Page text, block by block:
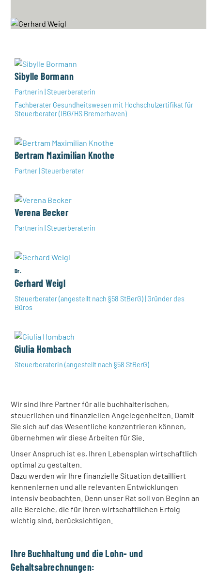
Sibylle Bormann
Partnerin | Steuerberaterin
Fachberater Gesundheitswesen mit Hochschulzertifikat für
Steuerberater (IBG/HS Bremerhaven)
Bertram Maximilian Knothe
Partner | Steuerberater
Verena Becker
Partnerin | Steuerberaterin
Dr.
Gerhard Weigl
Steuerberater (angestellt nach §58 StBerG) | Gründer des
Büros
Giulia Hombach
Steuerberaterin (angestellt nach §58 StBerG)
Wir sind Ihre Partner für alle buchhalterischen,
steuerlichen und finanziellen Angelegenheiten. Damit
Sie sich auf das Wesentliche konzentrieren können,
übernehmen wir diese Arbeiten für Sie.
Unser Anspruch ist es, Ihren Lebensplan wirtschaftlich
optimal zu gestalten.
Dazu werden wir Ihre finanzielle Situation detailliert
kennenlernen und alle relevanten Entwicklungen
intensiv beobachten. Denn unser Rat soll von Beginn an
alle Bereiche, die für Ihren wirtschaftlichen Erfolg
wichtig sind, berücksichtigen.
Ihre Buchhaltung und die Lohn- und
Gehaltsabrechnungen: